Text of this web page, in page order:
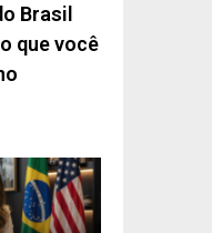
Brasil
que você